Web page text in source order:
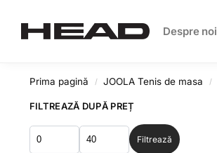
Despre noi
Search
Prima pagină / JOOLA Tenis de masa /
FILTREAZĂ DUPĂ PREȚ
Filtrează